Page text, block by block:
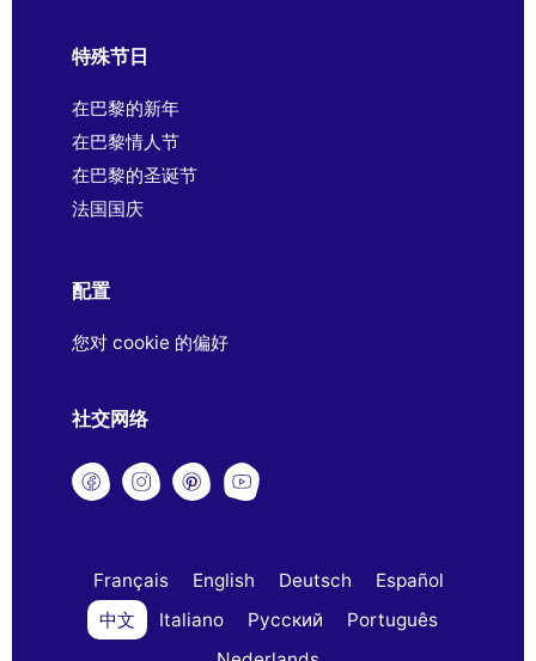
特殊节日
在巴黎的新年
在巴黎情人节
在巴黎的圣诞节
法国国庆
配置
您对 cookie 的偏好
社交网络
Français English Deutsch
Español
中文
Italiano Русский
Português